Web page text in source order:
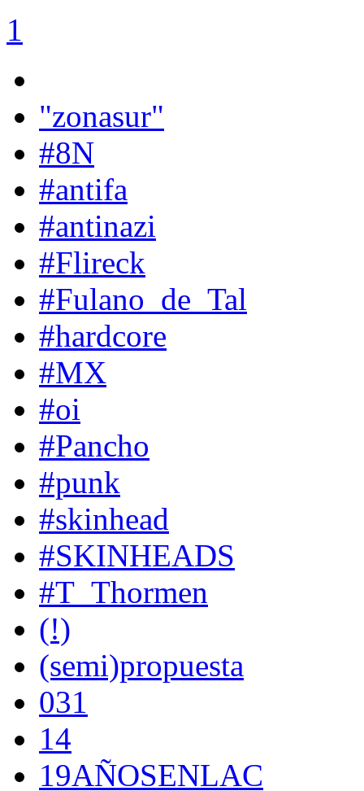
1
"zonasur"
#8N
#antifa
#antinazi
#Flireck
#Fulano_de_Tal
#hardcore
#MX
#oi
#Pancho
#punk
#skinhead
#SKINHEADS
#T_Thormen
(!)
(semi)propuesta
031
14
19AÑOSENLAC